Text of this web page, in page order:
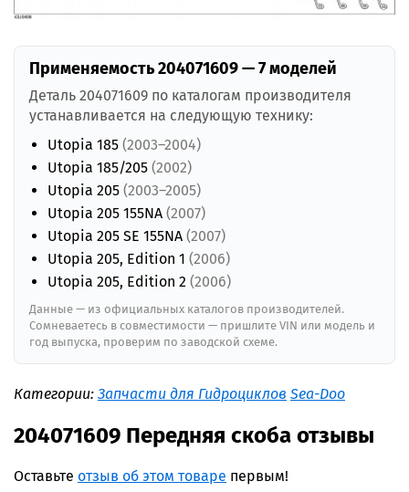
Применяемость 204071609 — 7 моделей
Деталь 204071609 по каталогам производителя
устанавливается на следующую технику:
Utopia 185 (2003–2004)
Utopia 185/205 (2002)
Utopia 205 (2003–2005)
Utopia 205 155NA (2007)
Utopia 205 SE 155NA (2007)
Utopia 205, Edition 1 (2006)
Utopia 205, Edition 2 (2006)
Данные — из официальных каталогов производителей.
Сомневаетесь в совместимости — пришлите VIN или модель и
год выпуска, проверим по заводской схеме.
Категории: Запчасти для Гидроциклов Sea-Doo
204071609 Передняя скоба отзывы
Оставьте отзыв об этом товаре первым!